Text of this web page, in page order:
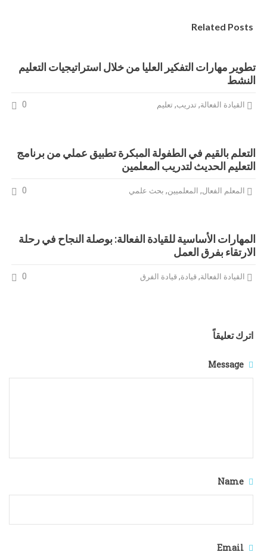
Related Posts
تطوير مهارات التفكير العليا من خلال استراتيجيات التعليم
النشط
القيادة الفعالة, تدريب, تعليم 0
التعلم بالقيم في الطفولة المبكرة تطبيق عملي من برنامج
التعليم الحديث لتدريب المعلمين
المعلم الفعال, المعلميين, بحث علمي 0
المهارات الأساسية للقيادة الفعالة: بوصلة النجاح في رحلة
الارتقاء بفرق العمل
القيادة الفعالة,قيادة,قيادة الفرق 0
اترك تعليقاً
Message
Name
Email